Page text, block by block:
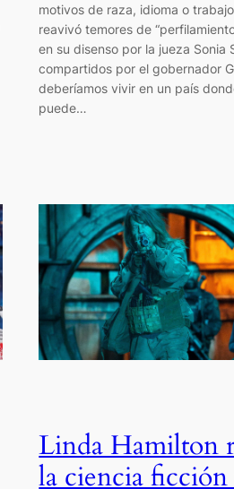
motivos de raza, idioma o
reavivó temores de
en su disenso por la jueza Sonia
compartidos por el gobernador
deberíamos vivir en un país
puede…
Linda Hamilton
la ciencia ficción